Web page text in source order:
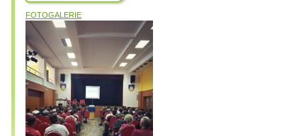
FOTOGALERIE